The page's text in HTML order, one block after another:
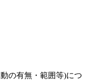
の有無・範囲等)につ